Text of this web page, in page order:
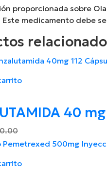
proporcionada sobre
Este medicamento debe
40
Original
price
$410.00.